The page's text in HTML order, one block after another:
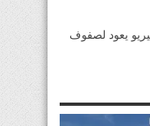
يعود لصفوف